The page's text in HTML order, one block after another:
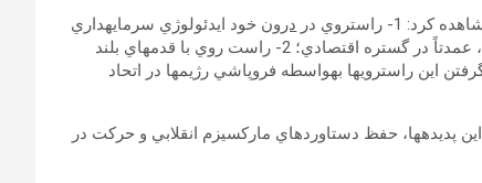
راست‏روي در
درون خود ايدئولوژي سرمايه‏داري
حاكم و حركت هرچه بيشتر به سوي عقايد راست افراطي و ارتجاعي، عمدتاً در گستره اقتصادي؛ 2- راست روي با قدم‏هاي بلند
هوادار ماركسيزم و يا سوسياليزم؛ 3- شتاب گرفتن اين راست‏روي‏ها به‏واسطه فروپاشي‏ رژيم‏ها در اتحاد
پديده‏ها، حفظ دستاورد‏هاي ماركسيزم انقلابي و حركت در